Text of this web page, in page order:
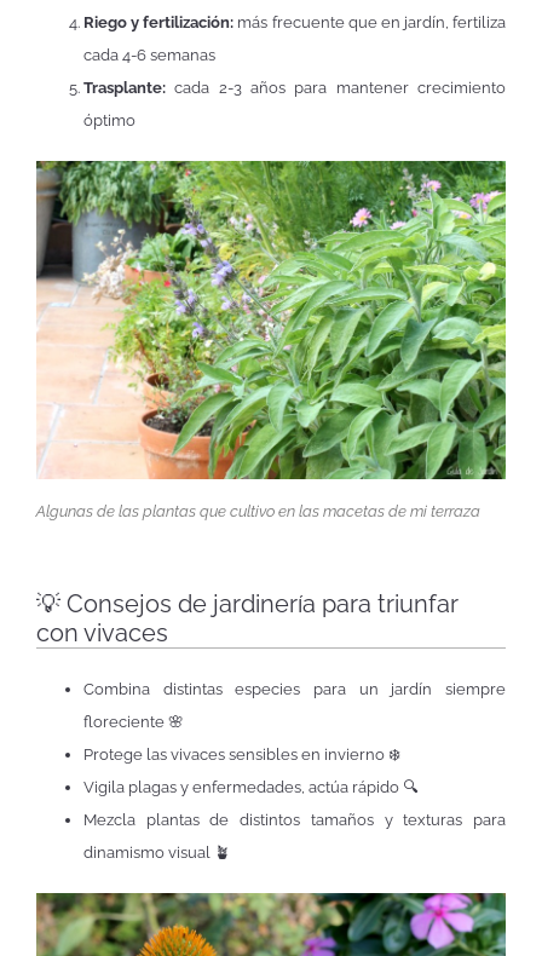
Riego y fertilización: más frecuente que en jardín, fertiliza
cada 4-6 semanas
Trasplante: cada 2-3 años para mantener crecimiento
óptimo
Algunas de las plantas que cultivo en las macetas de mi terraza
💡 Consejos de jardinería para triunfar
con vivaces
Combina distintas especies para un jardín siempre
floreciente 🌸
Protege las vivaces sensibles en invierno ❄️
Vigila plagas y enfermedades, actúa rápido 🔍
Mezcla plantas de distintos tamaños y texturas para
dinamismo visual 🪴